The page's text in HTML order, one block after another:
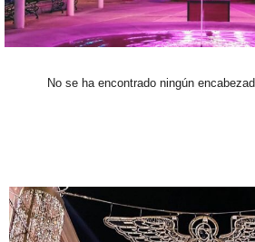
No se ha encontrado ningún